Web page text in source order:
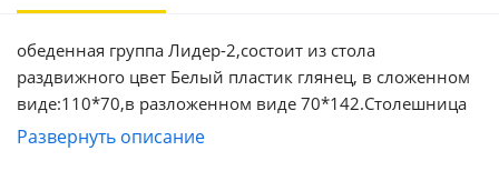
обеденная группа Лидер-2,состоит из стола
раздвижного цвет Белый пластик глянец, в сложенном
виде:110*70,в разложенном виде 70*142.Столешница
выполнена из качественного пластика.Механизм
Развернуть описание